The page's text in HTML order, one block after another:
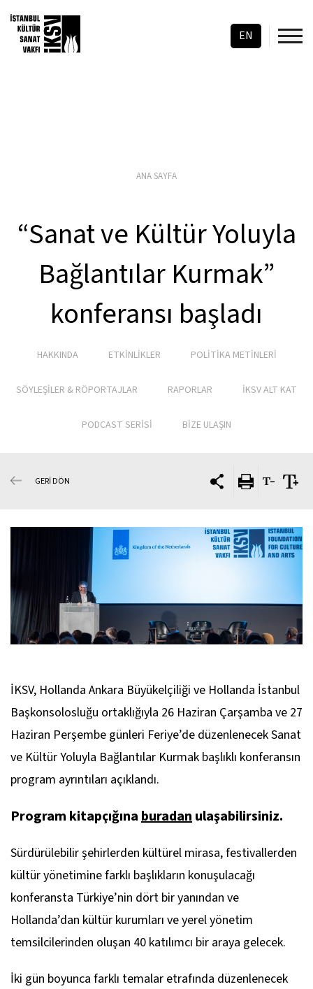
EN
ANA SAYFA
“Sanat ve Kültür Yoluyla
Bağlantılar Kurmak”
konferansı başladı
HAKKINDA ETKİNLİKLER POLİTİKA METİNLERİ
SÖYLEŞİLER & RÖPORTAJLAR RAPORLAR İKSV ALT KAT
PODCAST SERİSİ BİZE ULAŞIN
GERİ DÖN
İKSV, Hollanda Ankara Büyükelçiliği ve Hollanda İstanbul
Başkonsolosluğu ortaklığıyla 26 Haziran Çarşamba ve 27
Haziran Perşembe günleri Feriye’de düzenlenecek Sanat
ve Kültür Yoluyla Bağlantılar Kurmak başlıklı konferansın
program ayrıntıları açıklandı.
Program kitapçığınaburadanulaşabilirsiniz.
Sürdürülebilir şehirlerden kültürel mirasa, festivallerden
kültür yönetimine farklı başlıkların konuşulacağı
konferansta Türkiye’nin dört bir yanından ve
Hollanda’dan kültür kurumları ve yerel yönetim
temsilcilerinden oluşan 40 katılımcı bir araya gelecek.
İki gün boyunca farklı temalar etrafında düzenlenecek